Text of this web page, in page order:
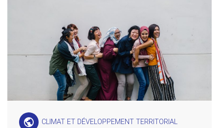
public CLIMAT ET DÉVELOPPEMENT TERRITORIAL